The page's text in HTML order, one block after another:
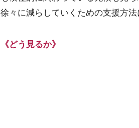
徐々に減らしていくための支援方
《どう見るか》